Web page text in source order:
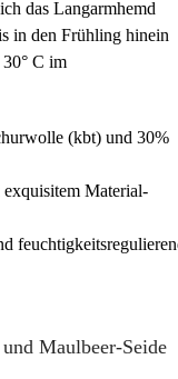
das Langarmhemd
in den Frühling hinein
C im
(kbt) und 30%
exquisitem Material-
Maulbeer-Seide